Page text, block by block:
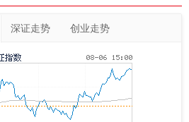
深证走势 创业走势